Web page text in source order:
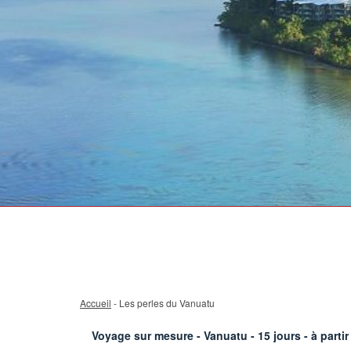
Accueil - Les perles du Vanuatu
Voyage sur mesure - Vanuatu - 15 jours - à